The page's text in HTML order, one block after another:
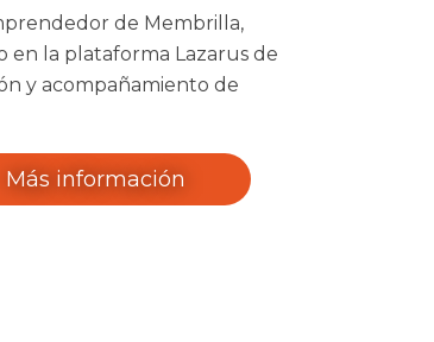
de Membrilla,
en la plataforma Lazarus de
y acompañamiento de
innovadoras de la Fundación
un premio a nivel nacional por
de un electrodoméstico
Más información